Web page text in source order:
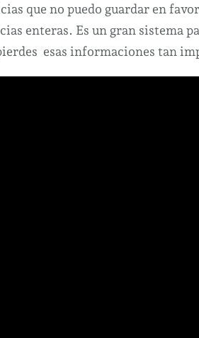
que no puedo guardar en
enteras. Es un gran sistema
esas informaciones tan